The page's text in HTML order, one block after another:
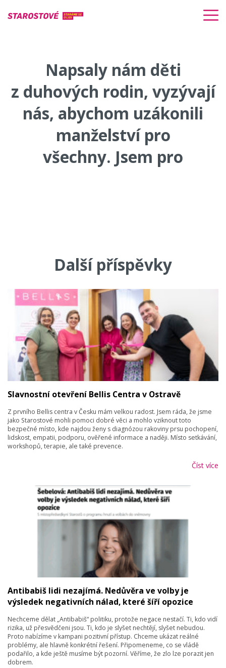
Napsaly nám děti
z duhových rodin, vyzývají
nás, abychom uzákonili
manželství pro
všechny. Jsem pro
Další příspěvky
Slavnostní otevření Bellis Centra v Ostravě
Z prvního Bellis centra v Česku mám velkou radost. Jsem ráda, že jsme
jako Starostové mohli pomoci dobré věci a mohlo vziknout toto
bezpečné místo, kde najdou ženy s diagnózou rakoviny prsu pochopení,
lidskost, empatii, podporu, ověřené informace a naději. Místo setkávání,
workshopů, terapie, ale také prevence.
Číst více
Antibabiš lidi nezajímá. Nedůvěra ve volby je
výsledek negativních nálad, které šíří opozice
Nechceme dělat „Antibabiš“ politiku, protože negace nestačí. Ti, kdo vidí
rizika, už přesvědčeni jsou. Ti, kdo je slyšet nechtějí, slyšet nebudou.
Proto nabízíme v kampani pozitivní přístup. Chceme ukázat reálné
problémy, ale hlavně konkrétní řešení. Připomeneme, co se vládě
podařilo, a kde ještě musíme být pozorní. Věříme, že zlo lze porazit jen
dobrem.